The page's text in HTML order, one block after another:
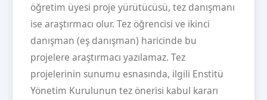
öğretim üyesi proje yürütücüsü, tez danışmanı
ise araştırmacı olur. Tez öğrencisi ve ikinci
danışman (eş danışman) haricinde bu
projelere araştırmacı yazılamaz. Tez
projelerinin sunumu esnasında, ilgili Enstitü
Yönetim Kurulunun tez önerisi kabul kararı